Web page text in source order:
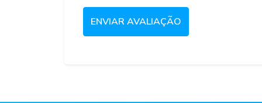
ENVIAR AVALIAÇÃO